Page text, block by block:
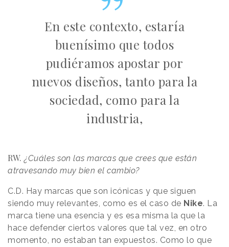
En este contexto, estaría
buenísimo que todos
pudiéramos apostar por
nuevos diseños, tanto para la
sociedad, como para la
industria,
RW. ¿Cuáles son las marcas que crees que están
atravesando muy bien el cambio?
C.D. Hay marcas que son icónicas y que siguen
siendo muy relevantes, como es el caso de Nike. La
marca tiene una esencia y es esa misma la que la
hace defender ciertos valores que tal vez, en otro
momento, no estaban tan expuestos. Como lo que